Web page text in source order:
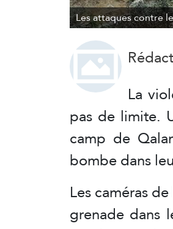
Les attaques contre
La
pas de limite.
camp de
bombe dans
Les caméras
grenade dans